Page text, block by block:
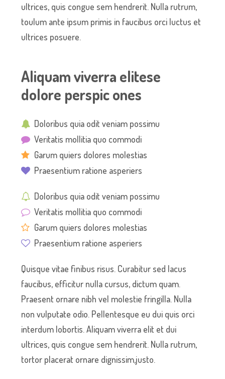
ultrices, quis congue sem hendrerit. Nulla rutrum,
toulum ante ipsum primis in faucibus orci luctus et
ultrices posuere.
Aliquam viverra elitese
dolore perspic ones
Doloribus quia odit veniam possimu
Veritatis mollitia quo commodi
Garum quiers dolores molestias
Praesentium ratione asperiers
Doloribus quia odit veniam possimu
Veritatis mollitia quo commodi
Garum quiers dolores molestias
Praesentium ratione asperiers
Quisque vitae finibus risus. Curabitur sed lacus
faucibus, efficitur nulla cursus, dictum quam.
Praesent ornare nibh vel molestie fringilla. Nulla
non vulputate odio. Pellentesque eu dui quis orci
interdum lobortis. Aliquam viverra elit et dui
ultrices, quis congue sem hendrerit. Nulla rutrum,
tortor placerat ornare dignissim,justo.